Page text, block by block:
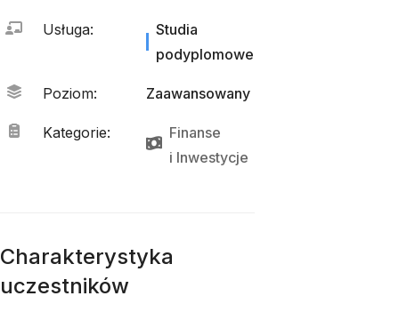
Usługa:
Studia
podyplomowe
Poziom: Zaawansowany
Kategorie:
Finanse
i Inwestycje
Charakterystyka
uczestników